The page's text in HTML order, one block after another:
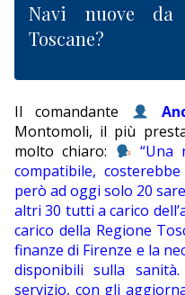
Navi nuove
Toscane?
Il comandante
Montomoli, il più
molto chiaro:
“Una
compatibile,
però ad oggi solo 20
altri 30 tutti a carico
carico della Regione
finanze di Firenze e la
disponibili sulla
servizio, con gli